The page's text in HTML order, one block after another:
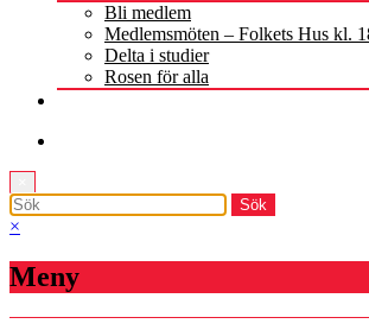
Bli medlem
Medlemsmöten – Folkets Hus kl.
Delta i studier
Rosen för alla
×
Meny